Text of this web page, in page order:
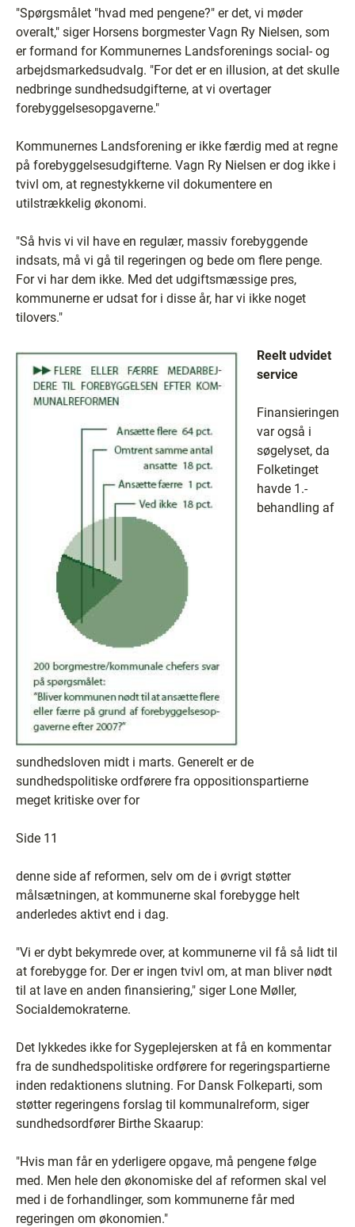
"Spørgsmålet "hvad med pengene?" er det, vi møder
overalt," siger Horsens borgmester Vagn Ry Nielsen, som
er formand for Kommunernes Landsforenings social- og
arbejdsmarkedsudvalg. "For det er en illusion, at det skulle
nedbringe sundhedsudgifterne, at vi overtager
forebyggelsesopgaverne."
Kommunernes Landsforening er ikke færdig med at regne
på forebyggelsesudgifterne. Vagn Ry Nielsen er dog ikke i
tvivl om, at regnestykkerne vil dokumentere en
utilstrækkelig økonomi.
"Så hvis vi vil have en regulær, massiv forebyggende
indsats, må vi gå til regeringen og bede om flere penge.
For vi har dem ikke. Med det udgiftsmæssige pres,
kommunerne er udsat for i disse år, har vi ikke noget
tilovers."
Reelt udvidet
service
Finansieringen
var også i
søgelyset, da
Folketinget
havde 1.-
behandling af
sundhedsloven midt i marts. Generelt er de
sundhedspolitiske ordførere fra oppositionspartierne
meget kritiske over for
Side 11
denne side af reformen, selv om de i øvrigt støtter
målsætningen, at kommunerne skal forebygge helt
anderledes aktivt end i dag.
"Vi er dybt bekymrede over, at kommunerne vil få så lidt til
at forebygge for. Der er ingen tvivl om, at man bliver nødt
til at lave en anden finansiering," siger Lone Møller,
Socialdemokraterne.
Det lykkedes ikke for Sygeplejersken at få en kommentar
fra de sundhedspolitiske ordførere for regeringspartierne
inden redaktionens slutning. For Dansk Folkeparti, som
støtter regeringens forslag til kommunalreform, siger
sundhedsordfører Birthe Skaarup:
"Hvis man får en yderligere opgave, må pengene følge
med. Men hele den økonomiske del af reformen skal vel
med i de forhandlinger, som kommunerne får med
regeringen om økonomien."